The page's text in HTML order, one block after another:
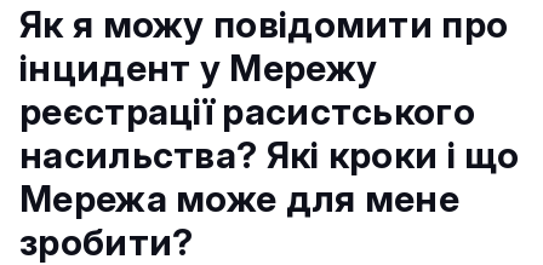
Як я можу повідомити про
інцидент у Мережу
реєстрації расистського
насильства? Які кроки і що
Мережа може для мене
зробити?